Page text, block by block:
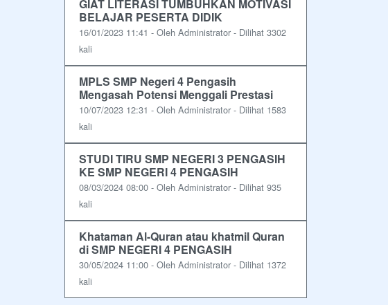
GIAT LITERASI TUMBUHKAN MOTIVASI
BELAJAR PESERTA DIDIK
16/01/2023 11:41 - Oleh Administrator - Dilihat 3302
kali
MPLS SMP Negeri 4 Pengasih
Mengasah Potensi Menggali Prestasi
10/07/2023 12:31 - Oleh Administrator - Dilihat 1583
kali
STUDI TIRU SMP NEGERI 3 PENGASIH
KE SMP NEGERI 4 PENGASIH
08/03/2024 08:00 - Oleh Administrator - Dilihat 935
kali
Khataman Al-Quran atau khatmil Quran
di SMP NEGERI 4 PENGASIH
30/05/2024 11:00 - Oleh Administrator - Dilihat 1372
kali